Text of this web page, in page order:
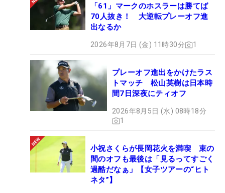
「61」マークのホスラーは勝てば
70人抜き！ 大逆転プレーオフ進
出なるか
2026年8月7日 (金) 11時30分 1
プレーオフ進出をかけたラス
トマッチ 松山英樹は日本時
間7日深夜にティオフ
2026年8月5日 (水) 08時18分
1
小祝さくらが長岡花火を満喫 束の
間のオフも最後は「見るってすごく
過酷だなぁ」【女子ツアーの“ヒト
ネタ”】